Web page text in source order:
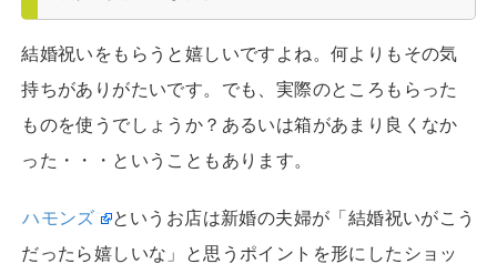
結婚祝いをもらうと嬉しいですよね。何よりもその気
持ちがありがたいです。でも、実際のところもらった
ものを使うでしょうか？あるいは箱があまり良くなか
った・・・ということもあります。
ハモンズ
というお店は新婚の夫婦が「結婚祝いがこう
だったら嬉しいな」と思うポイントを形にしたショッ